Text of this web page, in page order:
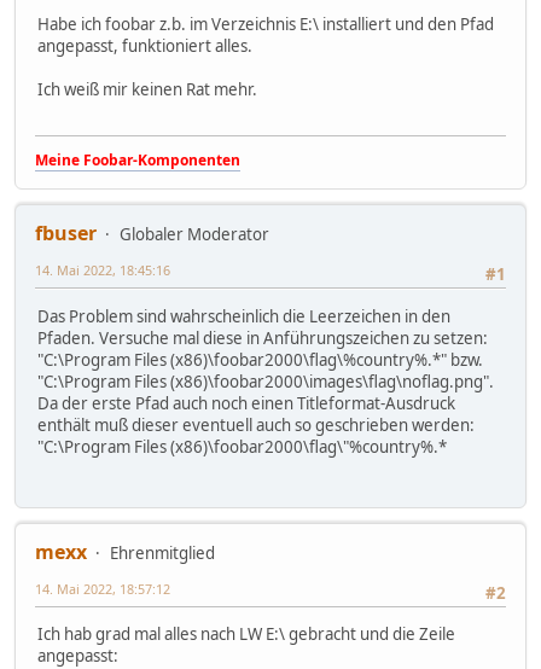
Habe ich foobar z.b. im Verzeichnis E:\ installiert und den Pfad
angepasst, funktioniert alles.
Ich weiß mir keinen Rat mehr.
Meine Foobar-Komponenten
fbuser
Globaler Moderator
#1
14. Mai 2022, 18:45:16
Das Problem sind wahrscheinlich die Leerzeichen in den
Pfaden. Versuche mal diese in Anführungszeichen zu setzen:
"C:\Program Files (x86)\foobar2000\flag\%country%.*" bzw.
"C:\Program Files (x86)\foobar2000\images\flag\noflag.png".
Da der erste Pfad auch noch einen Titleformat-Ausdruck
enthält muß dieser eventuell auch so geschrieben werden:
"C:\Program Files (x86)\foobar2000\flag\"%country%.*
mexx
Ehrenmitglied
#2
14. Mai 2022, 18:57:12
Ich hab grad mal alles nach LW E:\ gebracht und die Zeile
angepasst: